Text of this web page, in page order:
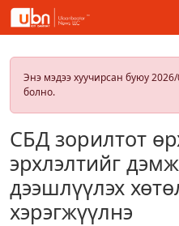
Энэ мэдээ хуучирсан буюу
болно.
СБД зорилтот
эрхлэлтийг
дээшлүүлэх
хэрэгжүүлнэ